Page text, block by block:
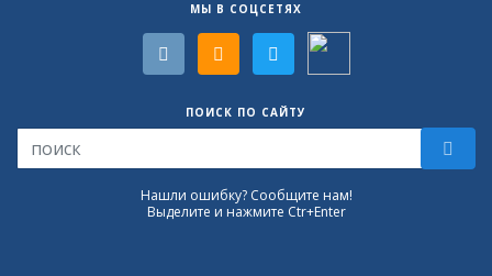
МЫ В СОЦСЕТЯХ
ПОИСК ПО САЙТУ
Нашли ошибку? Сообщите нам!
Выделите и нажмите Ctr+Enter